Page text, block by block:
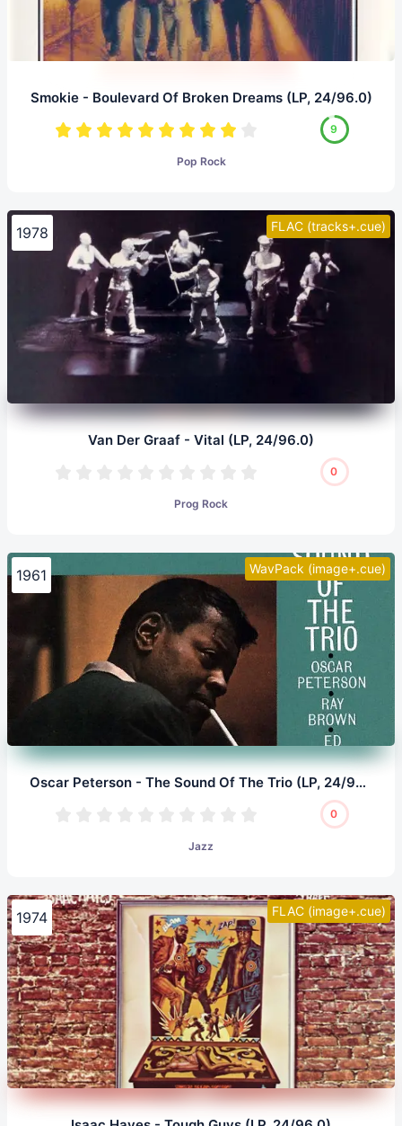
Smokie - Boulevard Of Broken Dreams (LP, 24/96.0)
9
Pop Rock
FLAC (tracks+.cue)
1978
Van Der Graaf - Vital (LP, 24/96.0)
0
Prog Rock
WavPack (image+.cue)
1961
Oscar Peterson - The Sound Of The Trio (LP, 24/96.0)
0
Jazz
FLAC (image+.cue)
1974